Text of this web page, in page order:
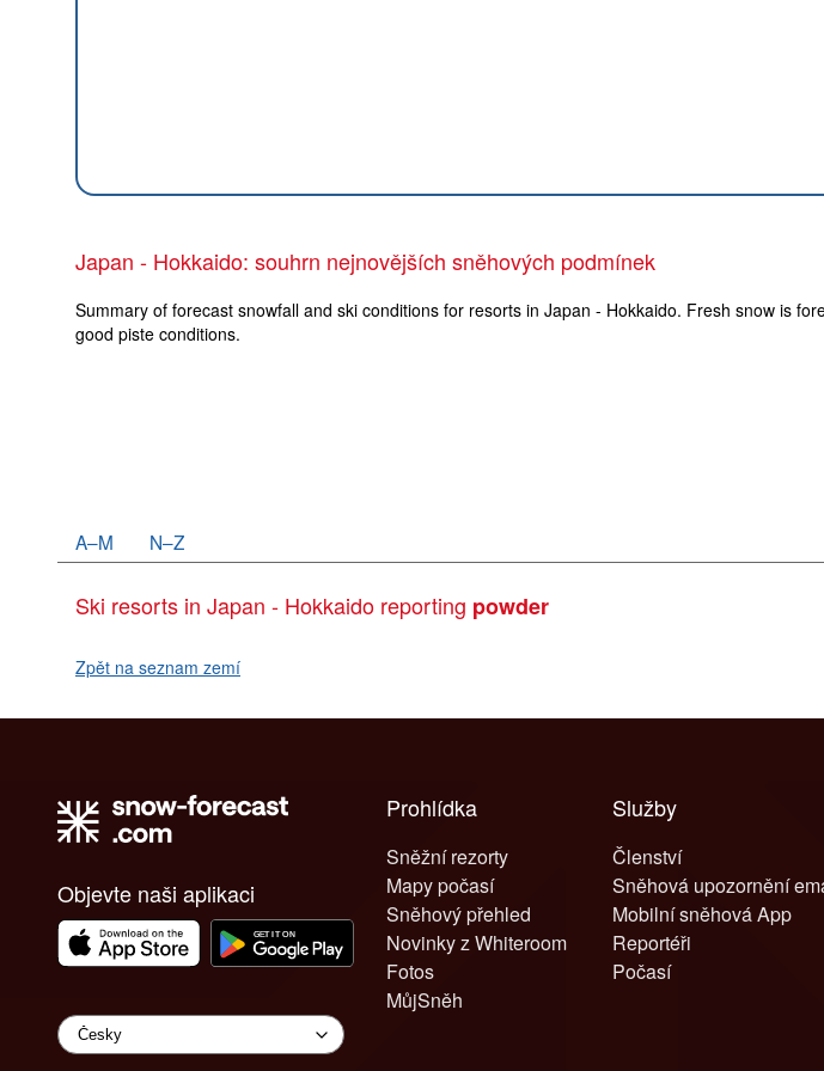
Japan - Hokkaido: souhrn nejnovějších sněhových podmínek
Summary of forecast snowfall and ski conditions for resorts in Japan - Hokkaido. Fresh snow is
good piste conditions.
A–M N–Z
Ski resorts in Japan - Hokkaido reporting powder
Zpět na seznam zemí
Objevte naši aplikaci
Prohlídka
Sněžní rezorty
Mapy počasí
Sněhový přehled
Novinky z Whiteroom
Fotos
MůjSněh
Služby
Členství
Sněhová upozornění
Mobilní sněhová App
Reportéři
Počasí